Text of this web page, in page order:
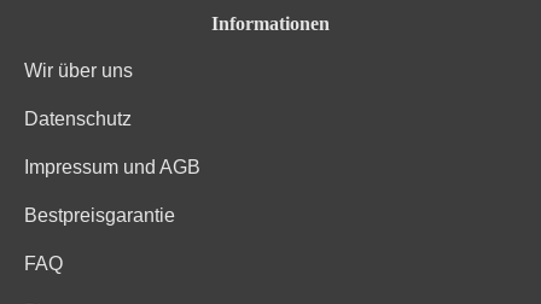
Informationen
Wir über uns
Datenschutz
Impressum und AGB
Bestpreisgarantie
FAQ